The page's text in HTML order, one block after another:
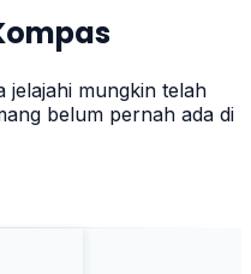
jelajahi mungkin telah
belum pernah ada di